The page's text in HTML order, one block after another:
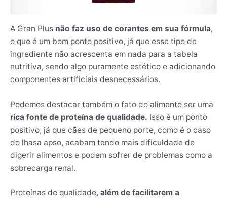
A Gran Plus não faz uso de corantes em sua fórmula,
o que é um bom ponto positivo, já que esse tipo de
ingrediente não acrescenta em nada para a tabela
nutritiva, sendo algo puramente estético e adicionando
componentes artificiais desnecessários.
Podemos destacar também o fato do alimento ser uma
rica fonte de proteína de qualidade. Isso é um ponto
positivo, já que cães de pequeno porte, como é o caso
do lhasa apso, acabam tendo mais dificuldade de
digerir alimentos e podem sofrer de problemas como a
sobrecarga renal.
Proteínas de qualidade, além de facilitarem a